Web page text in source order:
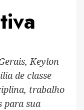
Keylon
de classe
trabalho
para sua